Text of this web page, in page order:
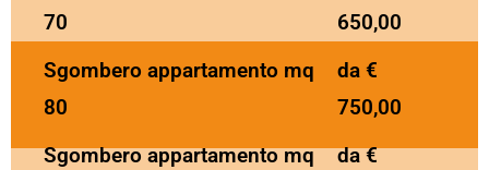
70
650,00
Sgombero appartamento mq
80
da €
750,00
Sgombero appartamento mq
da €